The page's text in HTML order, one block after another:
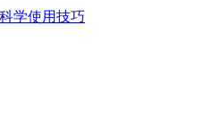
学使用技巧